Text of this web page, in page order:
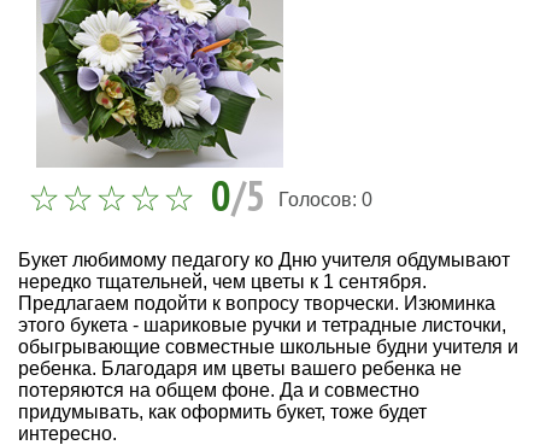
0/5 Голосов: 0
Букет любимому педагогу ко Дню учителя обдумывают
нередко тщательней, чем цветы к 1 сентября.
Предлагаем подойти к вопросу творчески. Изюминка
этого букета - шариковые ручки и тетрадные листочки,
обыгрывающие совместные школьные будни учителя и
ребенка. Благодаря им цветы вашего ребенка не
потеряются на общем фоне. Да и совместно
придумывать, как оформить букет, тоже будет
интересно.